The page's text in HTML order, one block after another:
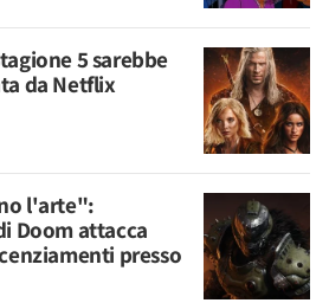
5 sarebbe
da Netflix
l'arte":
Doom attacca
presso